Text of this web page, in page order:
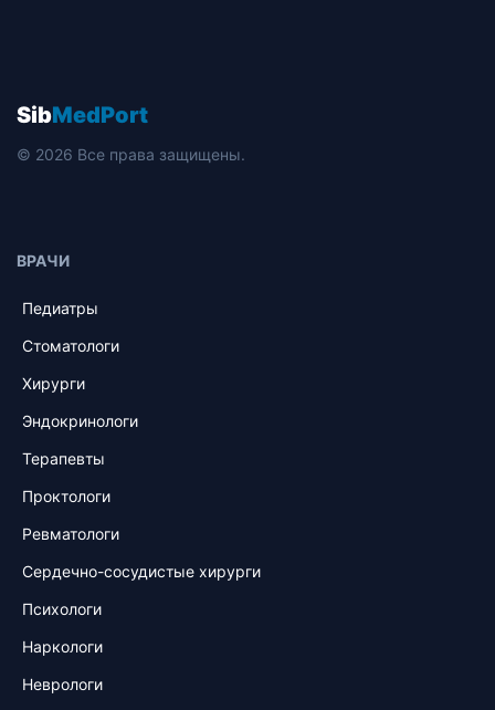
SibMedPort
© 2026 Все права защищены.
ВРАЧИ
Педиатры
Стоматологи
Хирурги
Эндокринологи
Терапевты
Проктологи
Ревматологи
Сердечно-сосудистые хирурги
Психологи
Наркологи
Неврологи